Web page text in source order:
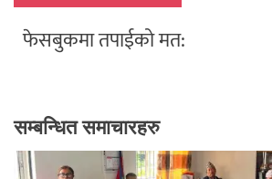
फेसबुकमा तपाईको मत:
सम्बन्धित समाचारहरु